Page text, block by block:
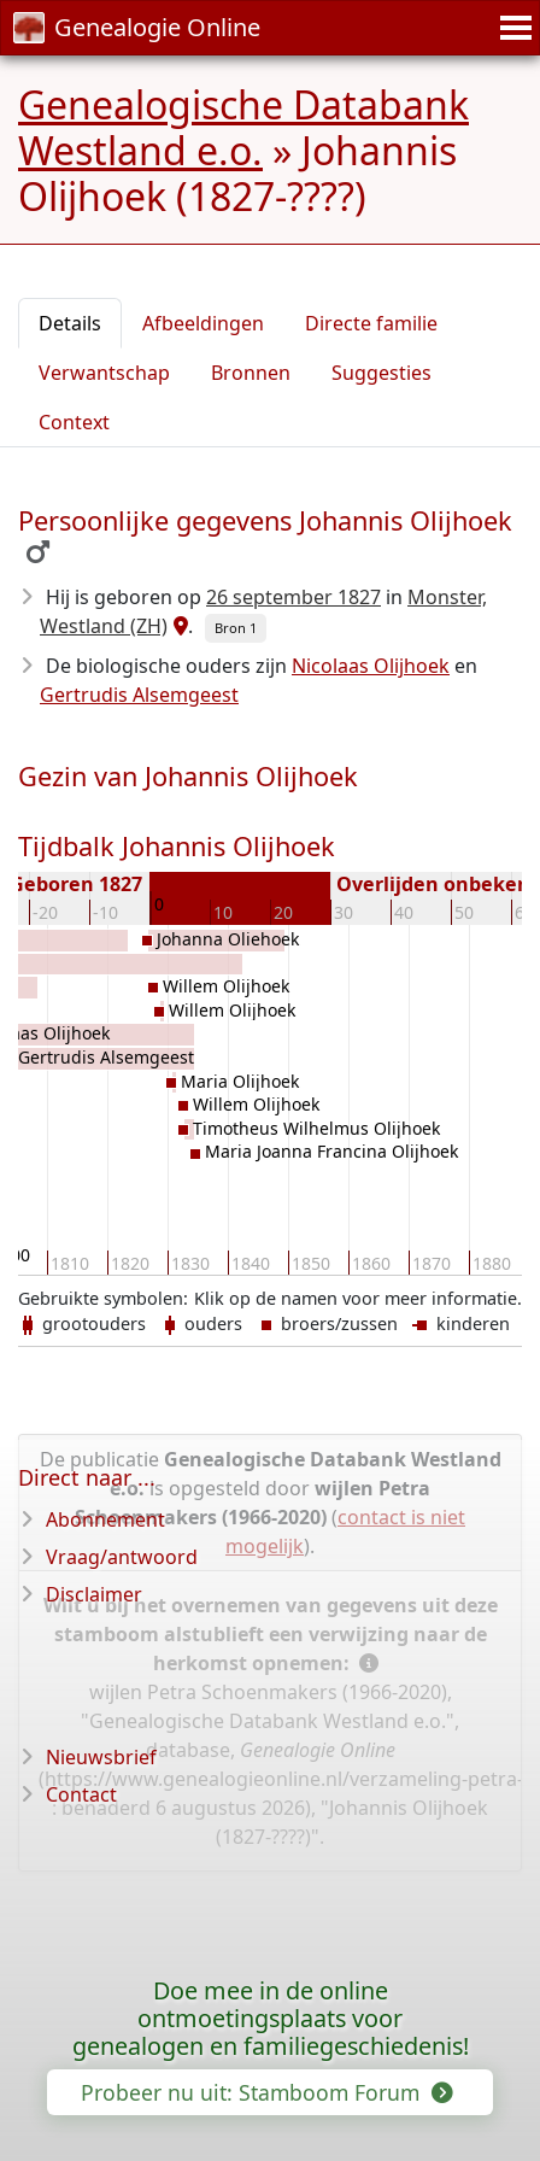
Genealogie Online
Genealogische Databank
Westland e.o. » Johannis
Olijhoek (1827-????)
Details Afbeeldingen
Directe familie
Verwantschap
Bronnen
Suggesties
Context
Persoonlijke gegevens Johannis Olijhoek
Hij is geboren op 26 september 1827 in Monster,
Westland (ZH)
. Bron 1
De biologische ouders zijn Nicolaas Olijhoek en
Gertrudis Alsemgeest
Gezin van Johannis Olijhoek
Tijdbalk Johannis Olijhoek
-20 -10 0 10 20 30 40 50 60
Geboren 1827 Overlijden
1810 1820 1830 1840 1850 1860 1870 1880
Olijhoek
Gertrudis Alsemgeest
Johanna Oliehoek
Willem Olijhoek
Willem Olijhoek
Maria Olijhoek
Willem Olijhoek
Timotheus Wilhelmus Olijhoek
Maria Joanna Francina Olijhoek
Klik op de namen voor meer informatie.
Gebruikte symbolen:
grootouders
ouders broers/zussen kinderen
De publicatie Genealogische Databank Westland
e.o.is opgesteld doorwijlen Petra
Schoenmakers (1966-2020)(contact is niet
mogelijk).
Wilt u bij het overnemen van gegevens uit deze
stamboom alstublieft een verwijzing naar de
herkomst opnemen:
wijlen Petra Schoenmakers (1966-2020),
"Genealogische Databank Westland e.o.",
database, Genealogie Online
(https://www.genealogieonline.nl/verzameling-petra-
: benaderd 6 augustus 2026), "Johannis Olijhoek
(1827-????)".
Direct naar ...
Abonnement
Vraag/antwoord
Disclaimer
Nieuwsbrief
Contact
Doe mee in de online
ontmoetingsplaats voor
genealogen en familiegeschiedenis!
Probeer nu uit: Stamboom Forum